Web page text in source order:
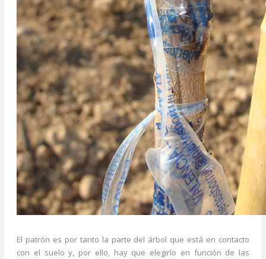
El patrón es por tanto la parte del árbol que está en contacto
con el suelo y, por ello, hay que elegirlo en función de las